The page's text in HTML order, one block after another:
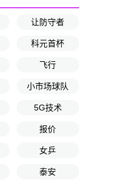
让防守者
科元首杯
飞行
小市场球队
5G技术
报价
女乒
泰安